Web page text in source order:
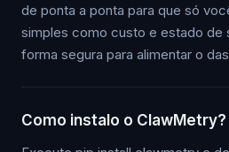
de ponta a ponta para que só
simples como custo e estado de
forma segura para alimentar o
Como instalo o ClawMetry?